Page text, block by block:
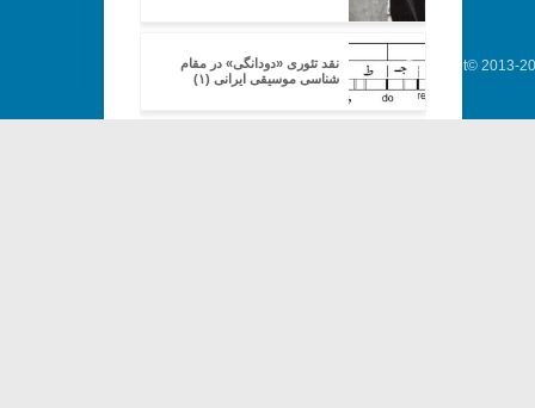
نقد تئوری «دودانگی» در مقام
شناسی موسیقی ایرانی (۱)
Copyright© 2013-